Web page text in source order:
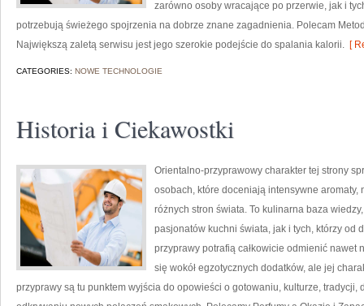
zarówno osoby wracające po przerwie, jak i
potrzebują świeżego spojrzenia na dobrze znane zagadnienia. Polecam
Największą zaletą serwisu jest jego szerokie podejście do spalania kalorii. [
CATEGORIES: NOWE TECHNOLOGIE
Historia i Ciekawostki
Orientalno-przyprawowy charakter tej strony
osobach, które doceniają intensywne
różnych stron świata. To kulinarna baza
pasjonatów kuchni świata, jak i tych, którzy od
przyprawy potrafią całkowicie odmienić nawet
się wokół egzotycznych dodatków, ale jej
przyprawy są tu punktem wyjścia do opowieści o gotowaniu, kulturze, tradycji,